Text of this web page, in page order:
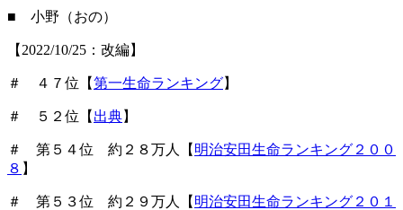
■ 小野（おの）
【2022/10/25：改編】
＃ ４７位【第一生命ランキング】
＃ ５２位【 出典】
＃ 第５４位 約２８万人【 明治安田生命ランキング２００
８ 】
＃ 第５３位 約２９万人【 明治安田生命ランキング２０１